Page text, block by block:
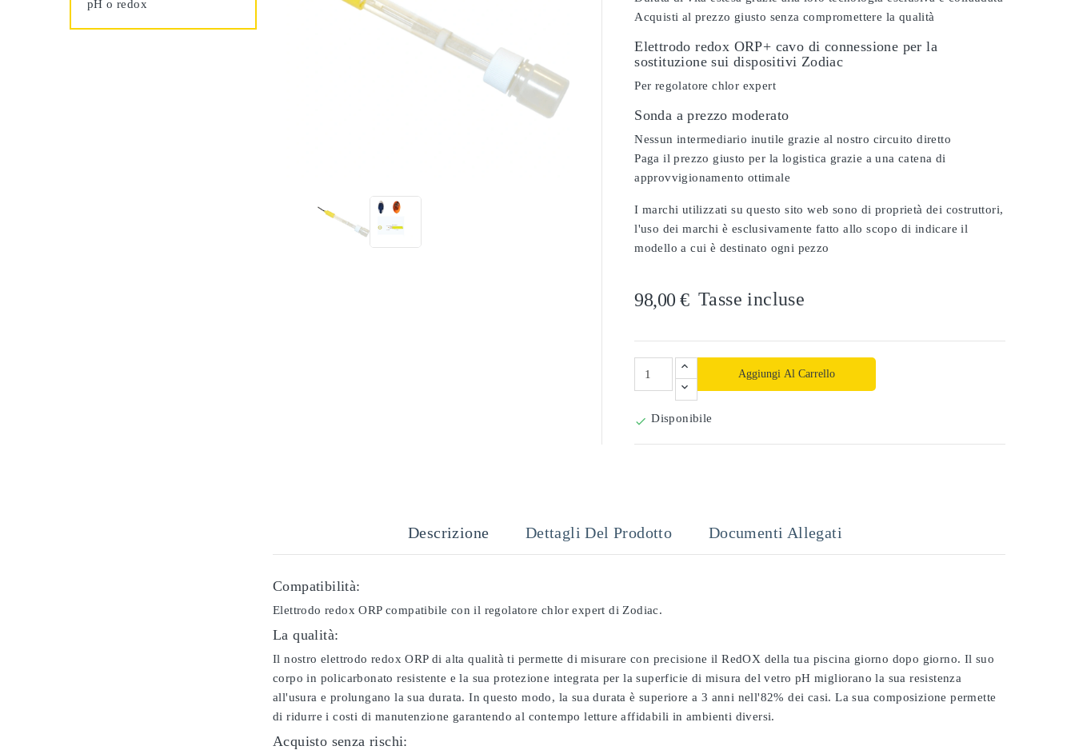
pH o redox
Acquisti al prezzo giusto senza compromettere la qualità
Elettrodo redox ORP+ cavo di connessione per la
sostituzione sui dispositivi Zodiac
Per regolatore chlor expert
Sonda a prezzo moderato
Nessun intermediario inutile grazie al nostro circuito diretto
Paga il prezzo giusto per la logistica grazie a una catena di
approvvigionamento ottimale
I marchi utilizzati su questo sito web sono di proprietà dei costruttori,
l'uso dei marchi è esclusivamente fatto allo scopo di indicare il
modello a cui è destinato ogni pezzo
98,00 € Tasse incluse
Aggiungi Al Carrello
 Disponibile
Descrizione Dettagli Del Prodotto Documenti Allegati
Compatibilità:
Elettrodo redox ORP compatibile con il regolatore chlor expert di Zodiac.
La qualità:
Il nostro elettrodo redox ORP di alta qualità ti permette di misurare con precisione il RedOX della tua piscina giorno dopo giorno. Il suo
corpo in policarbonato resistente e la sua protezione integrata per la superficie di misura del vetro pH migliorano la sua resistenza
all'usura e prolungano la sua durata. In questo modo, la sua durata è superiore a 3 anni nell'82% dei casi. La sua composizione permette
di ridurre i costi di manutenzione garantendo al contempo letture affidabili in ambienti diversi.
Acquisto senza rischi: